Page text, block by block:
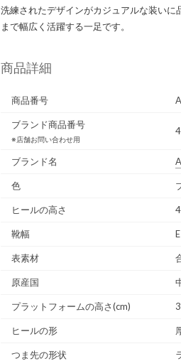
洗練されたデザインがカジュアルな装い
まで幅広く活躍する一足です。
商品詳細
商品番号
ブランド商品番号
※店舗お問い合わせ用
ブランド名
色
ヒールの高さ
靴幅
表素材
原産国
プラットフォームの高さ(cm)
ヒールの形
つま先の形状